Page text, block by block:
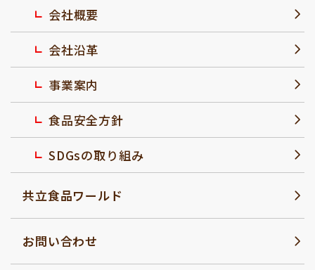
会社概要
会社沿革
事業案内
食品安全方針
SDGsの取り組み
共立食品ワールド
お問い合わせ